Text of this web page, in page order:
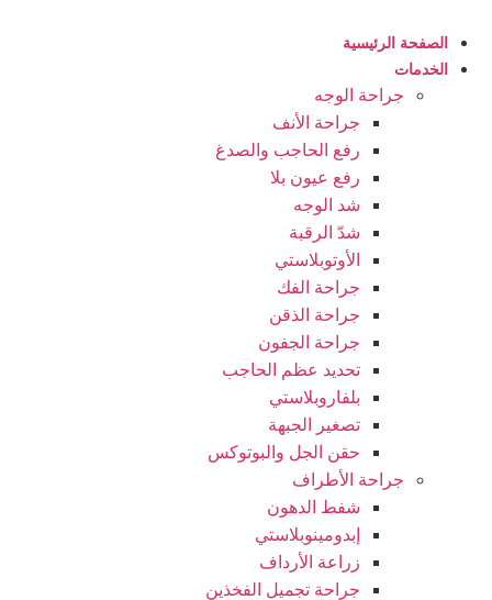
الصفحة الرئيسية
الخدمات
جراحة الوجه
جراحة الأنف
رفع الحاجب والصدغ
رفع عيون بلا
شد الوجه
شدّ الرقبة
الأوتوبلاستي
جراحة الفك
جراحة الذقن
جراحة الجفون
تحديد عظم الحاجب
بلفاروبلاستي
تصغير الجبهة
حقن الجل والبوتوكس
جراحة الأطراف
شفط الدهون
إبدومينوبلاستي
زراعة الأرداف
جراحة تجميل الفخذين